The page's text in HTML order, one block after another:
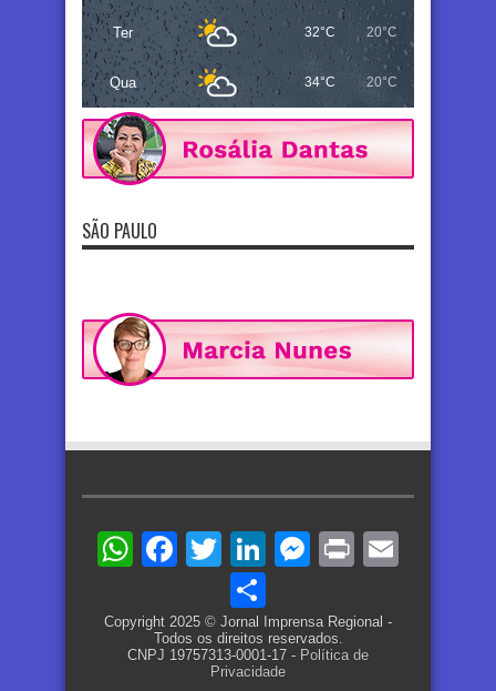
Ter 32°C 20°C
Qua 34°C 20°C
SÃO PAULO
WhatsApp
Facebook
TwitterLinkedIn
Messenger
Print
Copyright 2025 © Jornal Imprensa Regional -
Todos os direitos reservados.
CNPJ 19757313-0001-17 - Política de
Privacidade